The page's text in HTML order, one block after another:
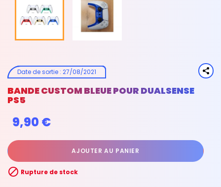
Date de sortie : 27/08/2021
BANDE CUSTOM BLEUE POUR DUALSENSE
PS5
9,90 €
AJOUTER AU PANIER
 Rupture de stock